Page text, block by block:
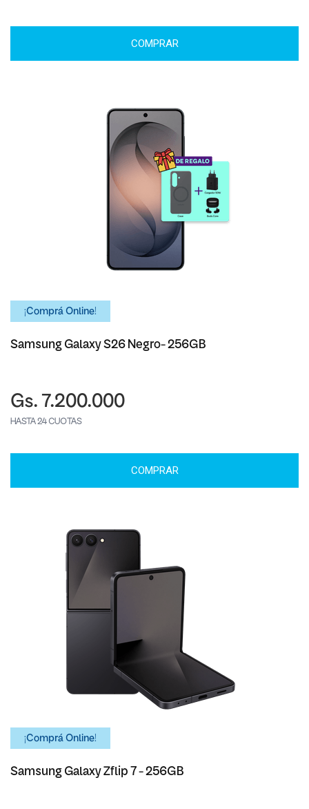
COMPRAR
¡Comprá Online!
Samsung Galaxy S26 Negro- 256GB
Gs. 7.200.000
HASTA 24 CUOTAS
COMPRAR
¡Comprá Online!
Samsung Galaxy Zflip 7 - 256GB